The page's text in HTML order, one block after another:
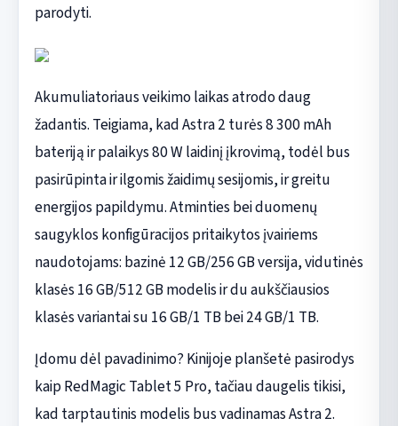
parodyti.
Akumuliatoriaus veikimo laikas atrodo daug
žadantis. Teigiama, kad Astra 2 turės 8 300 mAh
bateriją ir palaikys 80 W laidinį įkrovimą, todėl bus
pasirūpinta ir ilgomis žaidimų sesijomis, ir greitu
energijos papildymu. Atminties bei duomenų
saugyklos konfigūracijos pritaikytos įvairiems
naudotojams: bazinė 12 GB/256 GB versija, vidutinės
klasės 16 GB/512 GB modelis ir du aukščiausios
klasės variantai su 16 GB/1 TB bei 24 GB/1 TB.
Įdomu dėl pavadinimo? Kinijoje planšetė pasirodys
kaip RedMagic Tablet 5 Pro, tačiau daugelis tikisi,
kad tarptautinis modelis bus vadinamas Astra 2.